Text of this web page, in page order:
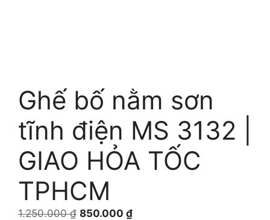
Ghế bố nằm sơn
tĩnh điện MS 3132 |
GIAO HỎA TỐC
TPHCM
1.250.000₫ Giá
850.000 ₫Giá